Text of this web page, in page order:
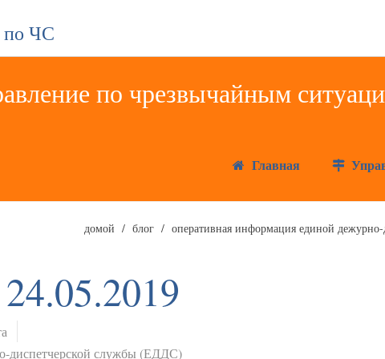
по ЧС
Главная
домой блог оперативная информация единой
диспетчерской службы (ЕДДС)